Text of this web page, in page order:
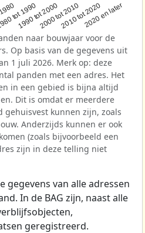
tot 1990
1990 tot 20002000 tot 20102010 tot 20202020 en later
naar bouwjaar voor de
Op basis van de gegevens uit
1 juli 2026. Merk op: deze
panden met een adres. Het
in een gebied is bijna altijd
Dit is omdat er meerdere
gehuisvest kunnen zijn, zoals
Anderzijds kunnen er ook
(zoals bijvoorbeeld een
zijn in deze telling niet
gegevens van alle adressen
In de BAG zijn, naast alle
geregistreerd.